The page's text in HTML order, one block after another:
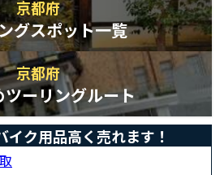
京都府
グスポット一覧
京都府
ツーリングルート
イク用品高く売れます！